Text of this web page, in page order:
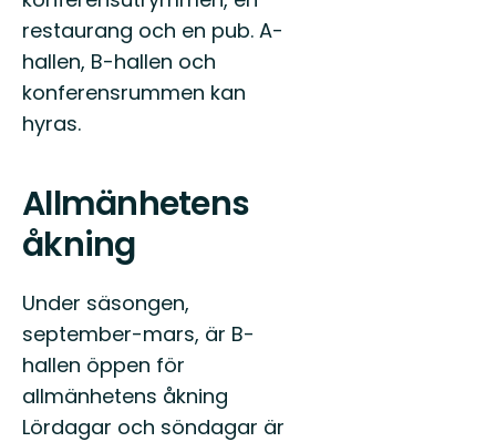
restaurang och en pub. A-
hallen, B-hallen och
konferensrummen kan
hyras.
Allmänhetens
åkning
Under säsongen,
september-mars, är B-
hallen öppen för
allmänhetens åkning
Lördagar och söndagar är